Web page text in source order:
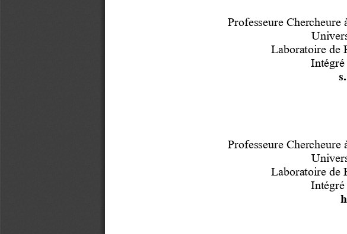
Professeure Chercheure
Laboratoire de
Professeure Chercheure
Laboratoire de